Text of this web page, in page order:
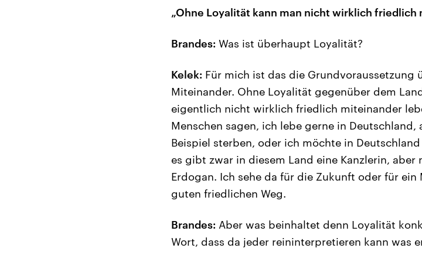
„Ohne Loyalität kann man nicht wirklich friedlich
Brandes: Was ist überhaupt Loyalität?
Kelek: Für mich ist das die Grundvoraussetzung
Miteinander. Ohne Loyalität gegenüber dem
eigentlich nicht wirklich friedlich miteinander
Menschen sagen, ich lebe gerne in
Beispiel sterben, oder ich möchte in
es gibt zwar in diesem Land eine Kanzlerin,
Erdogan. Ich sehe da für die Zukunft oder für
guten friedlichen Weg.
Brandes: Aber was beinhaltet denn Loyalität
Wort, dass da jeder reininterpretieren kann was